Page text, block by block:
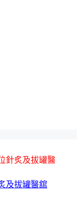
針炙及拔罐醫
及拔罐醫舘